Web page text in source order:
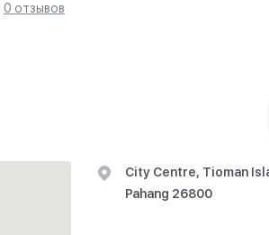
0 отзывов
City Centre, Tioman
Pahang 26800